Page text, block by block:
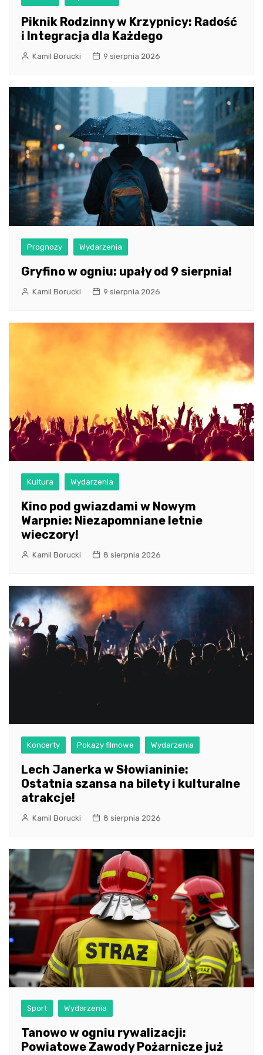
Piknik Rodzinny w Krzypnicy: Radość
i Integracja dla Każdego
Kamil Borucki 9 sierpnia 2026
Prognozy Wydarzenia
Gryfino w ogniu: upały od 9 sierpnia!
Kamil Borucki 9 sierpnia 2026
Kultura Wydarzenia
Kino pod gwiazdami w Nowym
Warpnie: Niezapomniane letnie
wieczory!
Kamil Borucki 8 sierpnia 2026
Koncerty Pokazy filmowe Wydarzenia
Lech Janerka w Słowianinie:
Ostatnia szansa na bilety i kulturalne
atrakcje!
Kamil Borucki 8 sierpnia 2026
Sport Wydarzenia
Tanowo w ogniu rywalizacji:
Powiatowe Zawody Pożarnicze już